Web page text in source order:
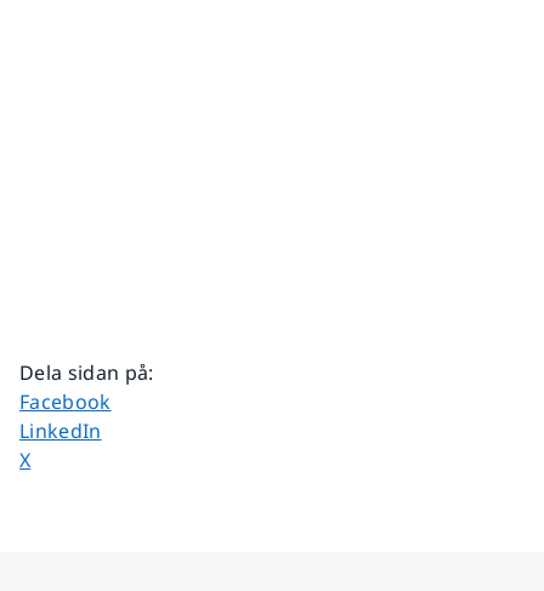
Dela sidan på:
Dela sidan på
Facebook
Dela sidan på
LinkedIn
Dela sidan på
X